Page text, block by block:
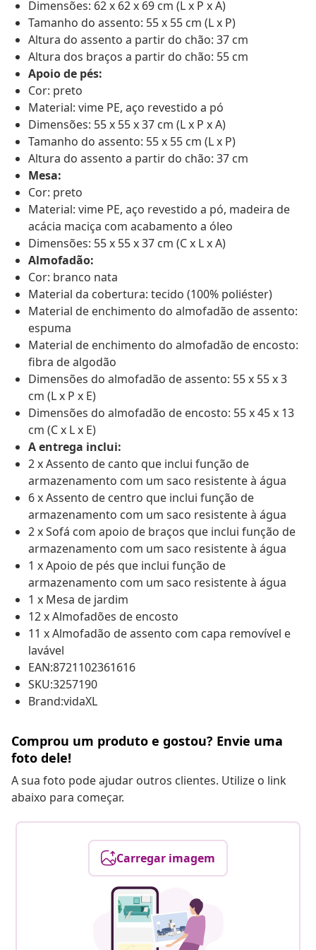
Dimensões: 62 x 62 x 69 cm (L x P x A)
Tamanho do assento: 55 x 55 cm (L x P)
Altura do assento a partir do chão: 37 cm
Altura dos braços a partir do chão: 55 cm
Apoio de pés:
Cor: preto
Material: vime PE, aço revestido a pó
Dimensões: 55 x 55 x 37 cm (L x P x A)
Tamanho do assento: 55 x 55 cm (L x P)
Altura do assento a partir do chão: 37 cm
Mesa:
Cor: preto
Material: vime PE, aço revestido a pó, madeira de
acácia maciça com acabamento a óleo
Dimensões: 55 x 55 x 37 cm (C x L x A)
Almofadão:
Cor: branco nata
Material da cobertura: tecido (100% poliéster)
Material de enchimento do almofadão de assento:
espuma
Material de enchimento do almofadão de encosto:
fibra de algodão
Dimensões do almofadão de assento: 55 x 55 x 3
cm (L x P x E)
Dimensões do almofadão de encosto: 55 x 45 x 13
cm (C x L x E)
A entrega inclui:
2 x Assento de canto que inclui função de
armazenamento com um saco resistente à água
6 x Assento de centro que inclui função de
armazenamento com um saco resistente à água
2 x Sofá com apoio de braços que inclui função de
armazenamento com um saco resistente à água
1 x Apoio de pés que inclui função de
armazenamento com um saco resistente à água
1 x Mesa de jardim
12 x Almofadões de encosto
11 x Almofadão de assento com capa removível e
lavável
EAN:8721102361616
SKU:3257190
Brand:vidaXL
Comprou um produto e gostou? Envie uma
foto dele!
A sua foto pode ajudar outros clientes. Utilize o link
abaixo para começar.
Carregar imagem